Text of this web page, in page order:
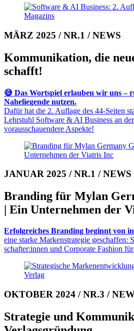
MÄRZ 2025 / NR.1 / NEWS
Kommunikation, die
schafft!
😅 Das Wortspiel erlauben wir uns –
Naheliegende nutzen.
Dafür hat die 2. Auflage des 44-Seiten
Lehrstuhl Soft­ware & AI Business an
voraus­schauen­dere Aspekte!
JANUAR 2025 / NR.1 / NEWS
Branding für Mylan
| Ein Un­ter­neh­men der
Erfolgreiches Branding beginnt von
eine starke Markenstrategie
schaf­ter:innen und Corporate Fashion
OKTOBER 2024 / NR.3 /
Strategie und